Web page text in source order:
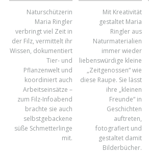
Naturschützerin
Maria Ringler
verbringt viel Zeit in
der Filz, vermittelt ihr
Wissen, dokumentiert
Tier- und
Pflanzenwelt und
koordiniert auch
Arbeitseinsätze –
zum Filz-Infoabend
brachte sie auch
selbstgebackene
süße Schmetterlinge
mit.
Mit Kreativität
gestaltet Maria
Ringler aus
Naturmaterialien
immer wieder
liebenswürdige kleine
„Zeitgenossen“ wie
diese Raupe. Sie lässt
ihre „kleinen
Freunde“ in
Geschichten
auftreten,
fotografiert und
gestaltet damit
Bilderbücher.